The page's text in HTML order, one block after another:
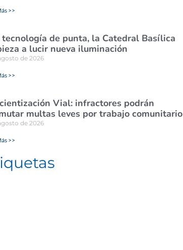
>>
tecnología de punta, la Catedral Basílica
a lucir nueva iluminación
de 2026
>>
Vial: infractores podrán
multas leves por trabajo comunitario
de 2026
>>